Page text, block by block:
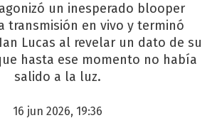
un inesperado blooper
transmisión en vivo y terminó
Lucas al revelar un dato de su
hasta ese momento no había
salido a la luz.
16 jun 2026, 19:36